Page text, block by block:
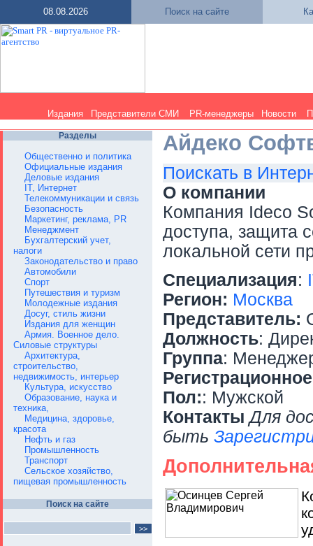
08.08.2026 Поиск на сайте
Издания Представители СМИ PR-менеджеры Новости
Разделы
Общественно и политика
Официальные издания
Деловые издания
IT, Интернет
Телекоммуникации и связь
Безопасность
Маркетинг, реклама, PR
Менеджмент
Бухгалтерский учет,
налоги
Законодательство и право
Автомобили
Спорт
Путешествия и туризм
Молодежные издания
Досуг, стиль жизни
Издания для женщин
Армия. Военное дело.
Силовые структуры
Архитектура,
строительство,
недвижимость, интерьер
Культура, искусство
Образование, наука и
техника,
Медицина, здоровье,
красота
Нефть и газ
Промышленность
Транспорт
Сельское хозяйство,
пищевая промышленность
Поиск на сайте
Айдеко
Поискать в
О компании
Компания Ideco
доступа, защита
локальной сети
Специализация:
Регион: Москва
Представитель:
Должность:
Группа:
Пол:: Мужской
Контакты Для
быть